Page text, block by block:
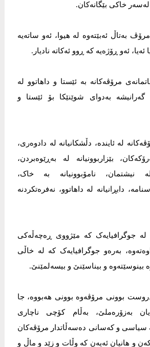
خاکی بێگانەکان.
بەتاڵ ئەبێتەوە لە هیوا، ئەو ساتەیە
ئەیا، ئەو ڕۆژەیە کە ڕوو ئەکاتە نادیار.
مرۆڤەکانە بە ئێستا و داهاتوو لە
گەرانیشە بەدوای شوێنێکا بۆ ئێستا و
لە ئایندە، دڵشکانیانە لە دادوەری،
بێزاربوونیانە لە بەڕێوەبردن،
لە نیشتمان، نامۆبوونیانە بە خاک،
دابڕانیانە لە داهاتوو، نەفرەتکردنە
لە جوگرافیایەک کە مێژووی ڕەچەڵەکی
بەرەو جوگرافیایەک کە لە خاڵی
و بیناسێنێ و بیسەلمێنێ.
بوونی مرۆڤەوە بوونی هەبووە، جا
بەزۆرەملێ، بەڵام کۆچی ناچاری
سیاسی و کەسانی دەسەڵاتدار مرۆڤەکان
و هانیان ئەیەن کە وڵات و زێد و ماڵ و